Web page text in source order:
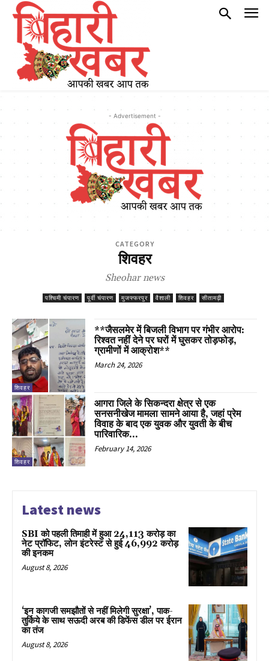
- Advertisement -
CATEGORY
शिवहर
Sheohar news
पश्चिमी चंपारण पूर्वी चंपारण मुजफ्फरपुर वैशाली शिवहर सीतामढ़ी
शिवहर
**जैसलमेर में बिजली विभाग पर गंभीर आरोप:
रिश्वत नहीं देने पर घरों में घुसकर तोड़फोड़,
ग्रामीणों में आक्रोश**
March 24, 2026
शिवहर
आगरा जिले के सिकन्दरा क्षेत्र से एक
सनसनीखेज मामला सामने आया है, जहां प्रेम
विवाह के बाद एक युवक और युवती के बीच
पारिवारिक...
February 14, 2026
Latest news
SBI को पहली तिमाही में हुआ ₹24,113 करोड़ का
नेट प्रॉफिट, लोन इंटरेस्ट से हुई ₹46,992 करोड़
की इनकम
August 8, 2026
‘इन कागजी समझौतों से नहीं मिलेगी सुरक्षा’, पाक-
तुर्किये के साथ सऊदी अरब की डिफेंस डील पर ईरान
का तंज
August 8, 2026